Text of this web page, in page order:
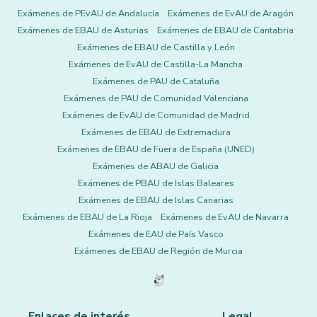
Exámenes de PEvAU de Andalucía
Exámenes de EvAU de Aragón
Exámenes de EBAU de Asturias
Exámenes de EBAU de Cantabria
Exámenes de EBAU de Castilla y León
Exámenes de EvAU de Castilla-La Mancha
Exámenes de PAU de Cataluña
Exámenes de PAU de Comunidad Valenciana
Exámenes de EvAU de Comunidad de Madrid
Exámenes de EBAU de Extremadura
Exámenes de EBAU de Fuera de España (UNED)
Exámenes de ABAU de Galicia
Exámenes de PBAU de Islas Baleares
Exámenes de EBAU de Islas Canarias
Exámenes de EBAU de La Rioja
Exámenes de EvAU de Navarra
Exámenes de EAU de País Vasco
Exámenes de EBAU de Región de Murcia